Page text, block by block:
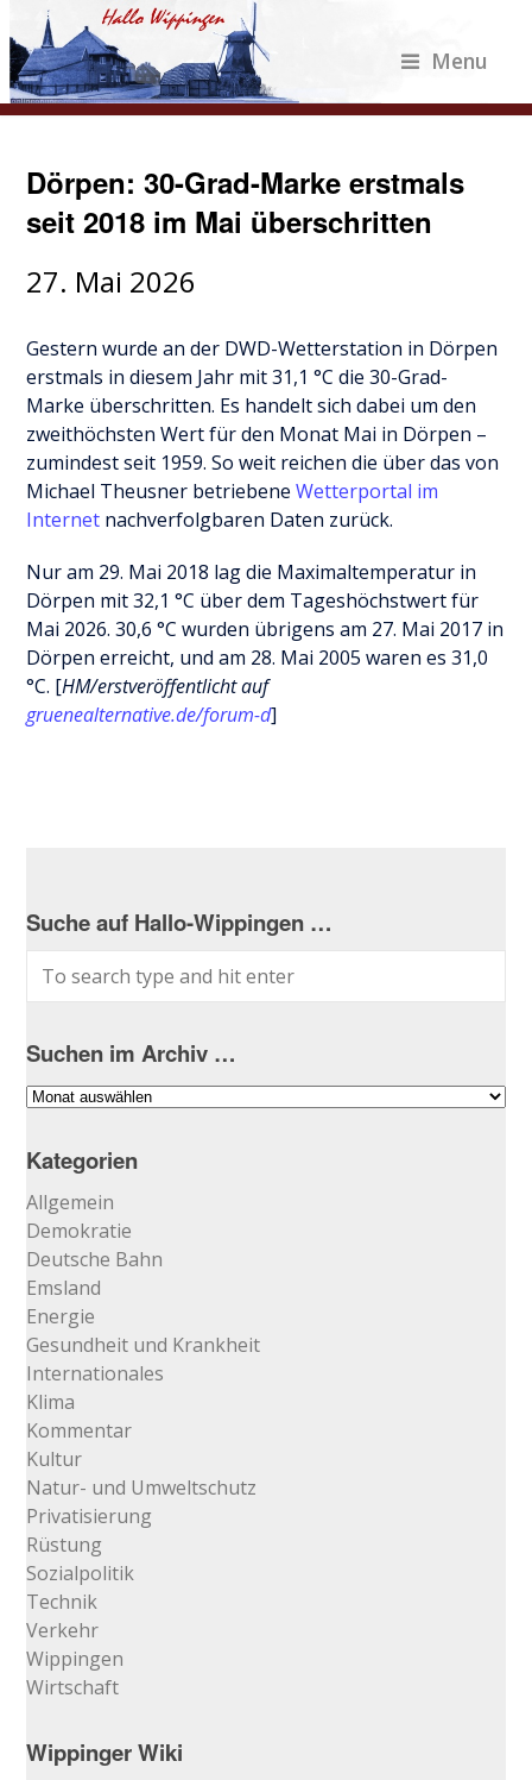
Menu
Dörpen: 30-Grad-Marke erstmals
seit 2018 im Mai überschritten
27. Mai 2026
Gestern wurde an der DWD-Wetterstation in Dörpen
erstmals in diesem Jahr mit 31,1 °C die 30-Grad-
Marke überschritten. Es handelt sich dabei um den
zweithöchsten Wert für den Monat Mai in Dörpen –
zumindest seit 1959. So weit reichen die über das von
Michael Theusner betriebeneWetterportal im
Internet nachverfolgbaren Daten zurück.
Nur am 29. Mai 2018 lag die Maximaltemperatur in
Dörpen mit 32,1 °C über dem Tageshöchstwert für
Mai 2026. 30,6 °C wurden übrigens am 27. Mai 2017 in
Dörpen erreicht, und am 28. Mai 2005 waren es 31,0
°C. [HM/erstveröffentlicht auf
gruenealternative.de/forum-d]
Suche auf Hallo-Wippingen …
Suchen im Archiv …
Suchen
Archiv
Kategorien
Allgemein
Demokratie
Deutsche Bahn
Emsland
Energie
Gesundheit und Krankheit
Internationales
Klima
Kommentar
Kultur
Natur- und Umweltschutz
Privatisierung
Rüstung
Sozialpolitik
Technik
Verkehr
Wippingen
Wirtschaft
Wippinger Wiki